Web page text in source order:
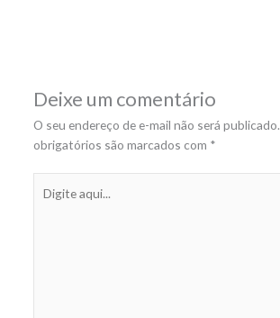
Deixe um comentário
O seu endereço de e-mail não será publicado.
obrigatórios são marcados com *
aqui...